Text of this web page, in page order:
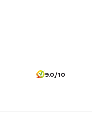
9.0/10